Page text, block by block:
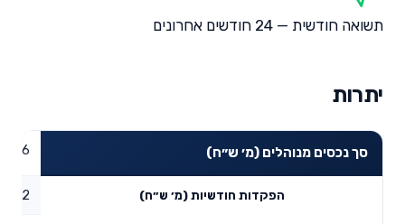
תשואה חודשית — 24 חודשים אחרונים
יתרות
סך נכסים מנוהלים (מ׳ ש״ח)
הפקדות חודשיות (מ׳ ש״ח) 0.12